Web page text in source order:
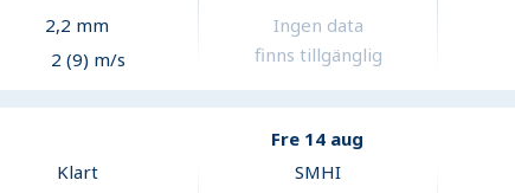
2,2 mm
2 (9) m/s
Ingen data
finns tillgänglig
Fre 14 aug
Klart
SMHI